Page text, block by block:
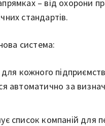
– від охорони
стандартів.
система:
для кожного
автоматично за
список компаній для